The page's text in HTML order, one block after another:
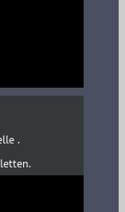
.